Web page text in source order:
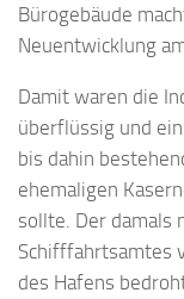
Bürogebäude
Neuentwicklung
Damit waren die
überflüssig und
bis dahin
ehemaligen
sollte. Der damals
Schifffahrtsamtes
des Hafens